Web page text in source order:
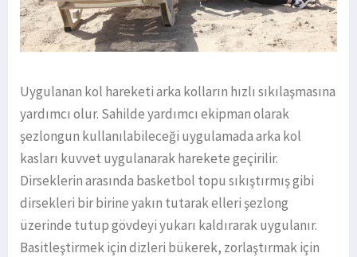
Uygulanan kol hareketi arka kolların hızlı sıkılaşmasına
yardımcı olur. Sahilde yardımcı ekipman olarak
şezlongun kullanılabileceği uygulamada arka kol
kasları kuvvet uygulanarak harekete geçirilir.
Dirseklerin arasında basketbol topu sıkıştırmış gibi
dirsekleri bir birine yakın tutarak elleri şezlong
üzerinde tutup gövdeyi yukarı kaldırarak uygulanır.
Basitleştirmek için dizleri bükerek, zorlaştırmak için